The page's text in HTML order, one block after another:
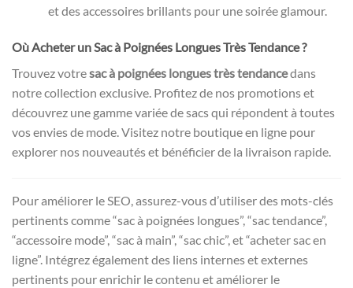
et des accessoires brillants pour une soirée glamour.
Où Acheter un Sac à Poignées Longues Très Tendance ?
Trouvez votresac à poignées longues très tendancedans
notre collection exclusive. Profitez de nos promotions et
découvrez une gamme variée de sacs qui répondent à toutes
vos envies de mode. Visitez notre boutique en ligne pour
explorer nos nouveautés et bénéficier de la livraison rapide.
Pour améliorer le SEO, assurez-vous d’utiliser des mots-clés
pertinents comme “sac à poignées longues”, “sac tendance”,
“accessoire mode”, “sac à main”, “sac chic”, et “acheter sac en
ligne”. Intégrez également des liens internes et externes
pertinents pour enrichir le contenu et améliorer le